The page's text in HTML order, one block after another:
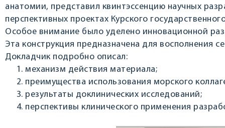
анатомии, представил квинтэссенцию научных
перспективных проектах Курского
Особое внимание было уделено инновационной
Эта конструкция предназначена для
Докладчик подробно описал:
механизм действия материала;
преимущества использования морского
результаты доклинических исследований;
перспективы клинического применения